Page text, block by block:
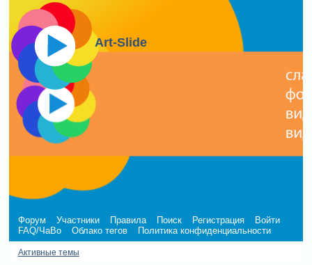
Art-Slide
Форум Участники Правила Поиск Регистрация
Войти
FAQ/ЧаВо
Облако тегов Политика конфиденциальности
Активные темы